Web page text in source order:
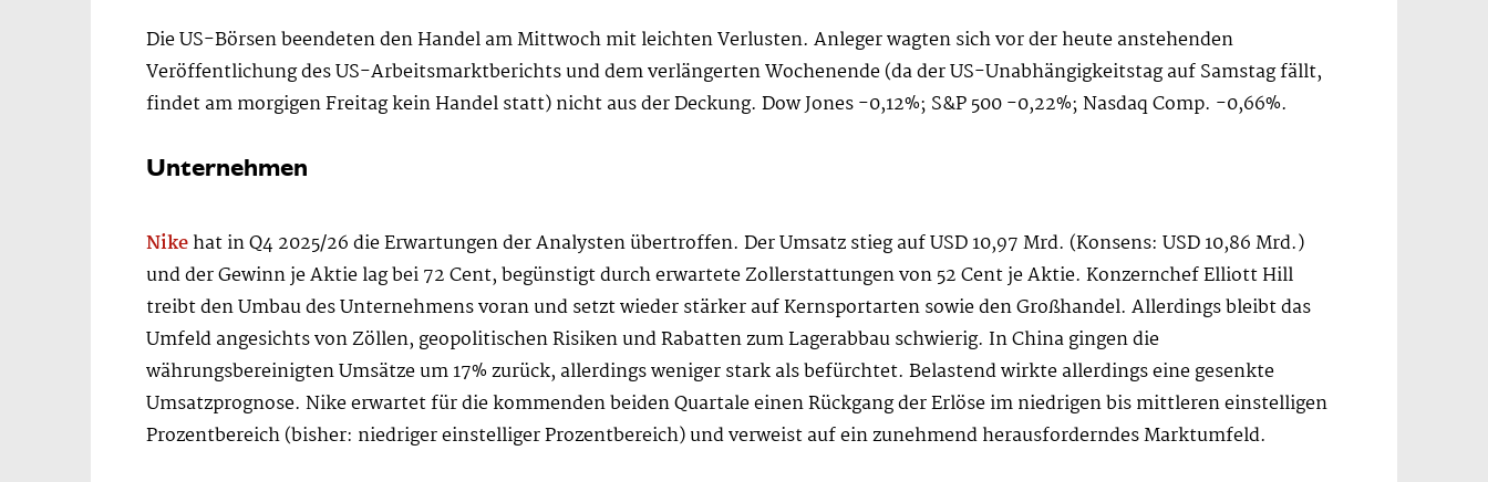
Die US-Börsen beendeten den Handel am Mittwoch mit leichten Verlusten. Anleger wagten sich vor der heute anstehenden
Veröffentlichung des US-Arbeitsmarktberichts und dem verlängerten Wochenende (da der US-Unabhängigkeitstag auf Samstag fällt,
findet am morgigen Freitag kein Handel statt) nicht aus der Deckung. Dow Jones -0,12%; S&P 500 -0,22%; Nasdaq Comp. -0,66%.
Unternehmen
Nikehat in Q4 2025/26 die Erwartungen der Analysten übertroffen. Der Umsatz stieg auf USD 10,97 Mrd. (Konsens: USD 10,86 Mrd.)
und der Gewinn je Aktie lag bei 72 Cent, begünstigt durch erwartete Zollerstattungen von 52 Cent je Aktie. Konzernchef Elliott Hill
treibt den Umbau des Unternehmens voran und setzt wieder stärker auf Kernsportarten sowie den Großhandel. Allerdings bleibt das
Umfeld angesichts von Zöllen, geopolitischen Risiken und Rabatten zum Lagerabbau schwierig. In China gingen die
währungsbereinigten Umsätze um 17% zurück, allerdings weniger stark als befürchtet. Belastend wirkte allerdings eine gesenkte
Umsatzprognose. Nike erwartet für die kommenden beiden Quartale einen Rückgang der Erlöse im niedrigen bis mittleren einstelligen
Prozentbereich (bisher: niedriger einstelliger Prozentbereich) und verweist auf ein zunehmend herausforderndes Marktumfeld.